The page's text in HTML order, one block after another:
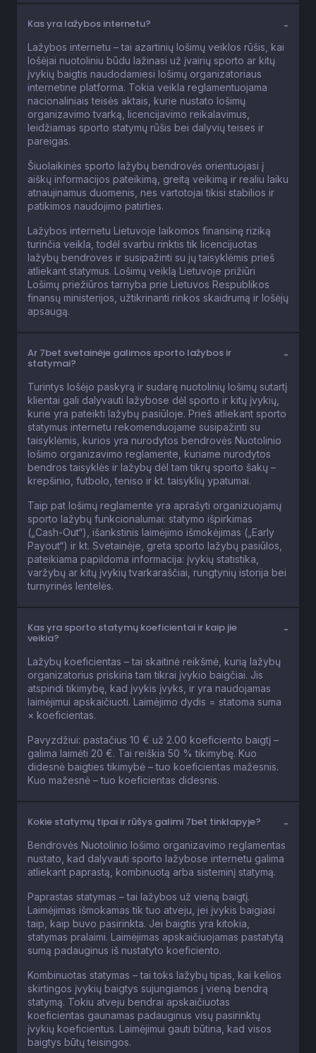
Kas yra lažybos internetu?
Lažybos internetu – tai azartinių lošimų veiklos rūšis, kai
lošėjai nuotoliniu būdu lažinasi už įvairių sporto ar kitų
įvykių baigtis naudodamiesi lošimų organizatoriaus
internetine platforma. Tokia veikla reglamentuojama
nacionaliniais teisės aktais, kurie nustato lošimų
organizavimo tvarką, licencijavimo reikalavimus,
leidžiamas sporto statymų rūšis bei dalyvių teises ir
pareigas.
Šiuolaikinės sporto lažybų bendrovės orientuojasi į
aiškų informacijos pateikimą, greitą veikimą ir realiu laiku
atnaujinamus duomenis, nes vartotojai tikisi stabilios ir
patikimos naudojimo patirties.
Lažybos internetu Lietuvoje laikomos finansinę riziką
turinčia veikla, todėl svarbu rinktis tik licencijuotas
lažybų bendroves ir susipažinti su jų taisyklėmis prieš
atliekant statymus. Lošimų veiklą Lietuvoje prižiūri
Lošimų priežiūros tarnyba prie Lietuvos Respublikos
finansų ministerijos, užtikrinanti rinkos skaidrumą ir lošėjų
apsaugą.
Ar 7bet svetainėje galimos sporto lažybos ir
statymai?
Turintys lošėjo paskyrą ir sudarę nuotolinių lošimų sutartį
klientai gali dalyvauti lažybose dėl sporto ir kitų įvykių,
kurie yra pateikti lažybų pasiūloje. Prieš atliekant sporto
statymus internetu rekomenduojame susipažinti su
taisyklėmis, kurios yra nurodytos bendrovės Nuotolinio
lošimo organizavimo reglamente, kuriame nurodytos
bendros taisyklės ir lažybų dėl tam tikrų sporto šakų –
krepšinio, futbolo, teniso ir kt. taisyklių ypatumai.
Taip pat lošimų reglamente yra aprašyti organizuojamų
sporto lažybų funkcionalumai: statymo išpirkimas
(„Cash-Out“), išankstinis laimėjimo išmokėjimas („Early
Payout“) ir kt. Svetainėje, greta sporto lažybų pasiūlos,
pateikiama papildoma informacija: įvykių statistika,
varžybų ar kitų įvykių tvarkaraščiai, rungtynių istorija bei
turnyrinės lentelės.
Kas yra sporto statymų koeficientai ir kaip jie
veikia?
Lažybų koeficientas – tai skaitinė reikšmė, kurią lažybų
organizatorius priskiria tam tikrai įvykio baigčiai. Jis
atspindi tikimybę, kad įvykis įvyks, ir yra naudojamas
laimėjimui apskaičiuoti. Laimėjimo dydis = statoma suma
× koeficientas.
Pavyzdžiui: pastačius 10 € už 2.00 koeficiento baigtį –
galima laimėti 20 €. Tai reiškia 50 % tikimybę. Kuo
didesnė baigties tikimybė – tuo koeficientas mažesnis.
Kuo mažesnė – tuo koeficientas didesnis.
Kokie statymų tipai ir rūšys galimi 7bet tinklapyje?
Bendrovės Nuotolinio lošimo organizavimo reglamentas
nustato, kad dalyvauti sporto lažybose internetu galima
atliekant paprastą, kombinuotą arba sisteminį statymą.
Paprastas statymas – tai lažybos už vieną baigtį.
Laimėjimas išmokamas tik tuo atveju, jei įvykis baigiasi
taip, kaip buvo pasirinkta. Jei baigtis yra kitokia,
statymas pralaimi. Laimėjimas apskaičiuojamas pastatytą
sumą padauginus iš nustatyto koeficiento.
Kombinuotas statymas – tai toks lažybų tipas, kai kelios
skirtingos įvykių baigtys sujungiamos į vieną bendrą
statymą. Tokiu atveju bendrai apskaičiuotas
koeficientas gaunamas padauginus visų pasirinktų
įvykių koeficientus. Laimėjimui gauti būtina, kad visos
baigtys būtų teisingos.